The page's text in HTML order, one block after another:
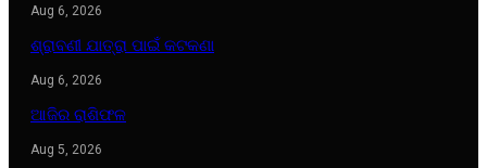
Aug 6, 2026
ଶ୍ରାବଣୀ ଯାତ୍ରା ପାଇଁ କଟକଣା
Aug 6, 2026
ଆଜିର ରାଶିଫଳ
Aug 5, 2026